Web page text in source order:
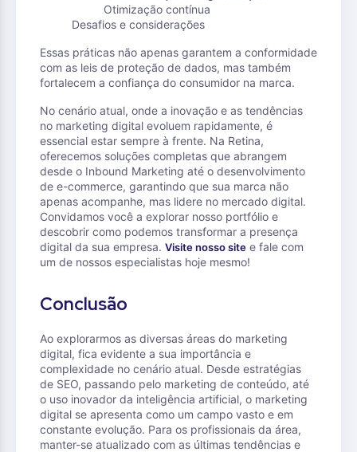
Otimização contínua
Desafios e considerações
Essas práticas não apenas garantem a conformidade
com as leis de proteção de dados, mas também
fortalecem a confiança do consumidor na marca.
No cenário atual, onde a inovação e as tendências
no marketing digital evoluem rapidamente, é
essencial estar sempre à frente. Na Retina,
oferecemos soluções completas que abrangem
desde o Inbound Marketing até o desenvolvimento
de e-commerce, garantindo que sua marca não
apenas acompanhe, mas lidere no mercado digital.
Convidamos você a explorar nosso portfólio e
descobrir como podemos transformar a presença
digital da sua empresa. Visite nosso site e fale com
um de nossos especialistas hoje mesmo!
Conclusão
Ao explorarmos as diversas áreas do marketing
digital, fica evidente a sua importância e
complexidade no cenário atual. Desde estratégias
de SEO, passando pelo marketing de conteúdo, até
o uso inovador da inteligência artificial, o marketing
digital se apresenta como um campo vasto e em
constante evolução. Para os profissionais da área,
manter-se atualizado com as últimas tendências e